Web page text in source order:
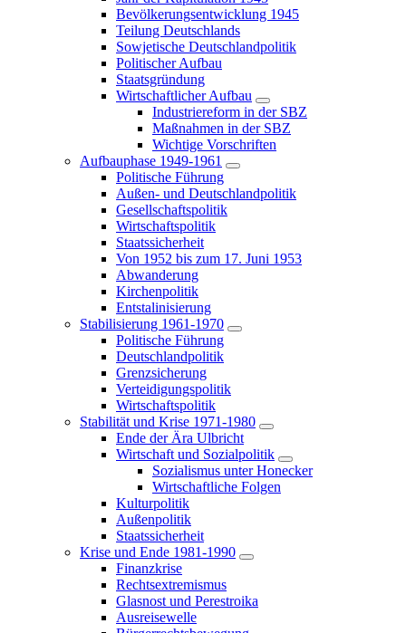
Bevölkerungsentwicklung 1945
Teilung Deutschlands
Sowjetische Deutschlandpolitik
Politischer Aufbau
Staatsgründung
Wirtschaftlicher Aufbau
Industriereform in der SBZ
Maßnahmen in der SBZ
Wichtige Vorschriften
Aufbauphase 1949-1961
Politische Führung
Außen- und Deutschlandpolitik
Gesellschaftspolitik
Wirtschaftspolitik
Staatssicherheit
Von 1952 bis zum 17. Juni 1953
Abwanderung
Kirchenpolitik
Entstalinisierung
Stabilisierung 1961-1970
Politische Führung
Deutschlandpolitik
Grenzsicherung
Verteidigungspolitik
Wirtschaftspolitik
Stabilität und Krise 1971-1980
Ende der Ära Ulbricht
Wirtschaft und Sozialpolitik
Sozialismus unter Honecker
Wirtschaftliche Folgen
Kulturpolitik
Außenpolitik
Staatssicherheit
Krise und Ende 1981-1990
Finanzkrise
Rechtsextremismus
Glasnost und Perestroika
Ausreisewelle